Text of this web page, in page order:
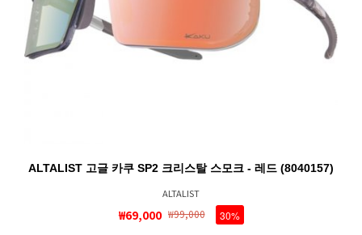
ALTALIST 고글 카쿠 SP2 크리스탈 스모크 - 레드 (8040157)
ALTALIST
₩69,000 ₩99,000 30%